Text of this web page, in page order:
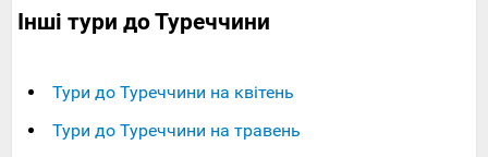
Інші тури до Туреччини
Тури до Туреччини на квітень
Тури до Туреччини на травень